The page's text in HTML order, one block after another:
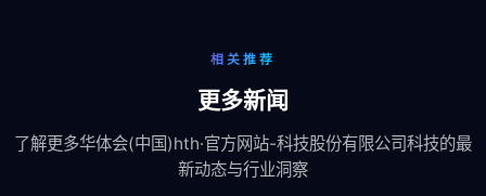
相关推荐
更多新闻
了解更多华体会(中国)hth·官方网站-科技股份有限公司科技的最
新动态与行业洞察